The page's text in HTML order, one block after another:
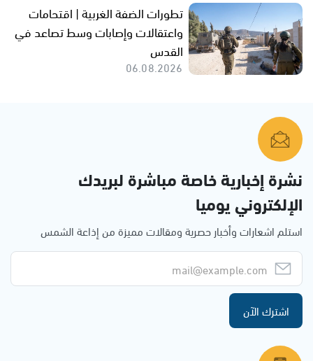
تطورات الضفة الغربية | اقتحامات
واعتقالات وإصابات وسط تصاعد في
القدس
06.08.2026
نشرة إخبارية خاصة مباشرة لبريدك
الإلكتروني يوميا
استلم اشعارات وأخبار حصرية ومقالات مميزة من إذاعة الشمس
اشترك الآن